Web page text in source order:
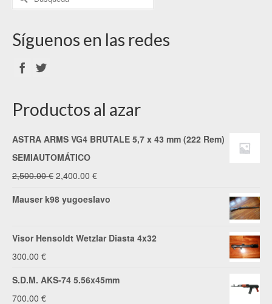
Síguenos en las redes
Productos al azar
ASTRA ARMS VG4 BRUTALE 5,7 x 43 mm (222 Rem)
SEMIAUTOMÁTICO
2,500.00€ El
2,400.00 €El
Mauser k98 yugoeslavo
Visor Hensoldt Wetzlar Diasta 4x32
300.00 €
S.D.M. AKS-74 5.56x45mm
700.00 €